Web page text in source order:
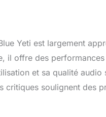
Yeti est largement
il offre des
et sa qualité
critiques soulignent des